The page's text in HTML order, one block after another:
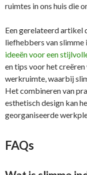
ruimtes in ons huis die
Een gerelateerd artikel
liefhebbers van slimme
ideeën voor een
en tips voor het
werkruimte, waarbij
Het combineren van
esthetisch design kan
georganiseerde
FAQs